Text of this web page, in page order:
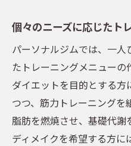
個々のニーズに応じたト
パーソナルジムでは、一
たトレーニングメニューの
ダイエットを目的とする
つつ、筋力トレーニング
脂肪を燃焼させ、基礎代謝
ディメイクを希望する方